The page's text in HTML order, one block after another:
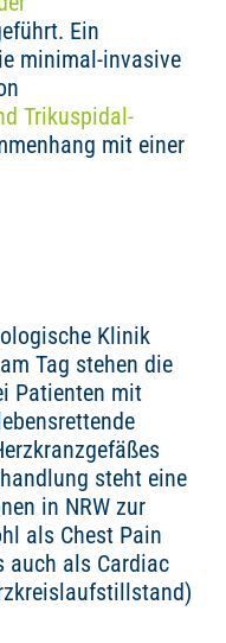
Ein
minimal-invasive
Trikuspidal-
mit einer
Klinik
Tag stehen die
Patienten mit
steht eine
in NRW zur
als Chest Pain
auch als Cardiac